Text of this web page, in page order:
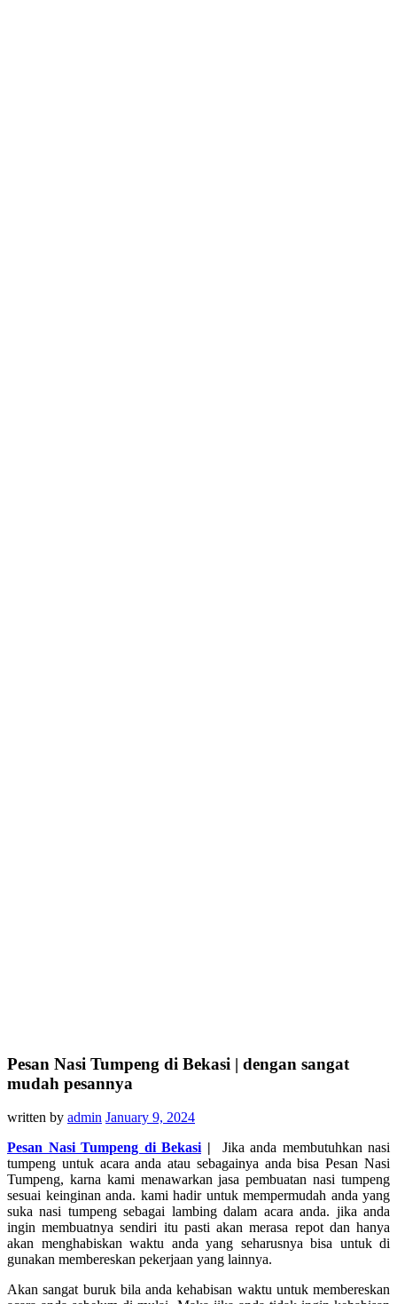
Pesan Nasi Tumpeng di Bekasi | dengan sangat
mudah pesannya
written by admin January 9, 2024
Pesan Nasi Tumpeng di Bekasi| Jika anda membutuhkan nasi
tumpeng untuk acara anda atau sebagainya anda bisa Pesan Nasi
Tumpeng, karna kami menawarkan jasa pembuatan nasi tumpeng
sesuai keinginan anda. kami hadir untuk mempermudah anda yang
suka nasi tumpeng sebagai lambing dalam acara anda. jika anda
ingin membuatnya sendiri itu pasti akan merasa repot dan hanya
akan menghabiskan waktu anda yang seharusnya bisa untuk di
gunakan membereskan pekerjaan yang lainnya.
Akan sangat buruk bila anda kehabisan waktu untuk membereskan